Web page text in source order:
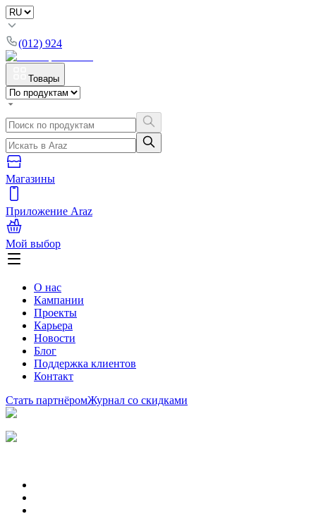
(012) 924
Товары
Магазины
Приложение Araz
Мой выбор
О нас
Кампании
Проекты
Карьера
Новости
Блог
Поддержка клиентов
Контакт
Стать партнёромЖурнал со скидками